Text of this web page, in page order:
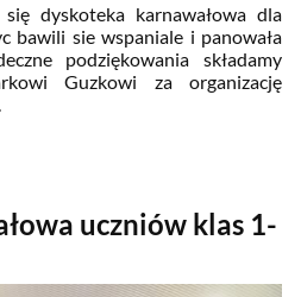
dyskoteka karnawałowa dla
bawili sie wspaniale i panowała
podziękowania składamy
Guzkowi za organizację
uczniów klas 1-